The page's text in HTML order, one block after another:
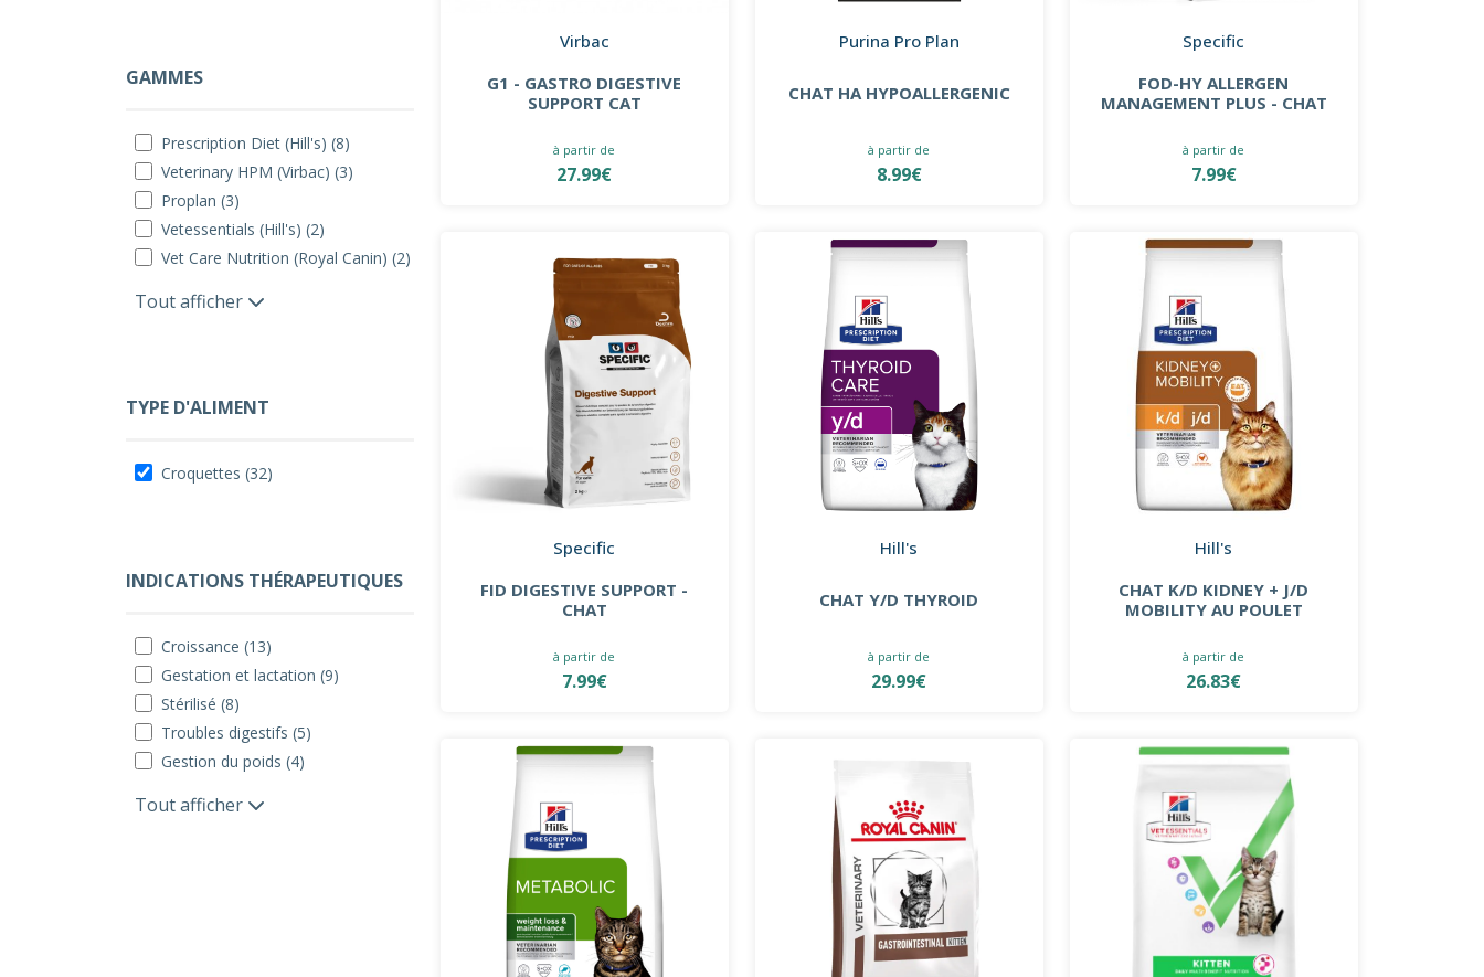
GAMMES
Prescription Diet (Hill's) (8)
Veterinary HPM (Virbac) (3)
Proplan (3)
Vetessentials (Hill's) (2)
Vet Care Nutrition (Royal Canin) (2)
Tout afficher
TYPE D'ALIMENT
Croquettes (32)
INDICATIONS THÉRAPEUTIQUES
Croissance (13)
Gestation et lactation (9)
Stérilisé (8)
Troubles digestifs (5)
Gestion du poids (4)
Tout afficher
Virbac
G1 - GASTRO DIGESTIVE
SUPPORT CAT
à partir de
27.99€
Purina Pro Plan
CHAT HA HYPOALLERGENIC
à partir de
8.99€
Specific
FOD-HY ALLERGEN
MANAGEMENT PLUS - CHAT
à partir de
7.99€
Specific
FID DIGESTIVE SUPPORT -
CHAT
à partir de
7.99€
Hill's
CHAT Y/D THYROID
à partir de
29.99€
Hill's
CHAT K/D KIDNEY + J/D
MOBILITY AU POULET
à partir de
26.83€